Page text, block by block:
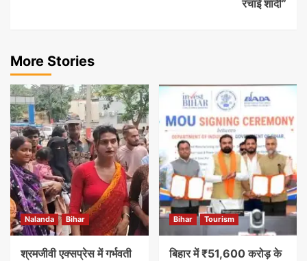
रचाई शादी”
More Stories
Nalanda Bihar
श्रमजीवी एक्सप्रेस में गर्भवती
Bihar Tourism
बिहार में ₹51,600 करोड़ के